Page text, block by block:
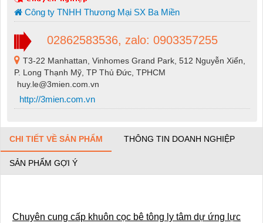
Công ty TNHH Thương Mại SX Ba Miền
02862583536, zalo: 0903357255
T3-22 Manhattan, Vinhomes Grand Park, 512 Nguyễn Xiển,
P. Long Thạnh Mỹ, TP Thủ Đức, TPHCM
huy.le@3mien.com.vn
http://3mien.com.vn
CHI TIẾT VỀ SẢN PHẨM THÔNG TIN DOANH NGHIỆP
SẢN PHẨM GỢI Ý
Chuyên cung cấp khuôn cọc bê tông ly tâm dự ứng lực